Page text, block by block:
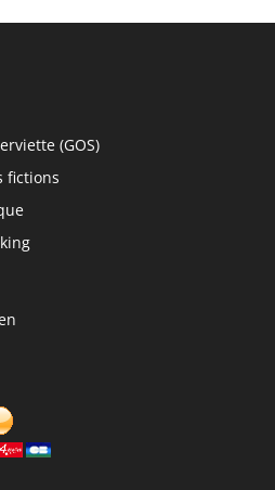
(GOS)
fictions